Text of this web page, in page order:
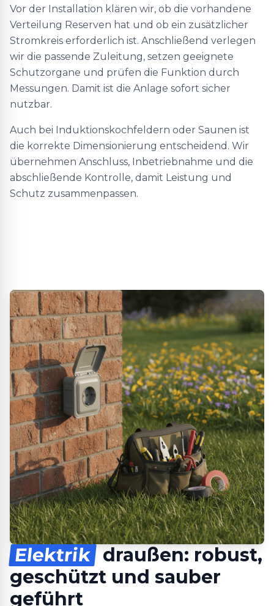
Vor der Installation klären wir, ob die vorhandene
Verteilung Reserven hat und ob ein zusätzlicher
Stromkreis erforderlich ist. Anschließend verlegen
wir die passende Zuleitung, setzen geeignete
Schutzorgane und prüfen die Funktion durch
Messungen. Damit ist die Anlage sofort sicher
nutzbar.
Auch bei Induktionskochfeldern oder Saunen ist
die korrekte Dimensionierung entscheidend. Wir
übernehmen Anschluss, Inbetriebnahme und die
abschließende Kontrolle, damit Leistung und
Schutz zusammenpassen.
Elektrik draußen: robust,
geschützt und sauber
geführt